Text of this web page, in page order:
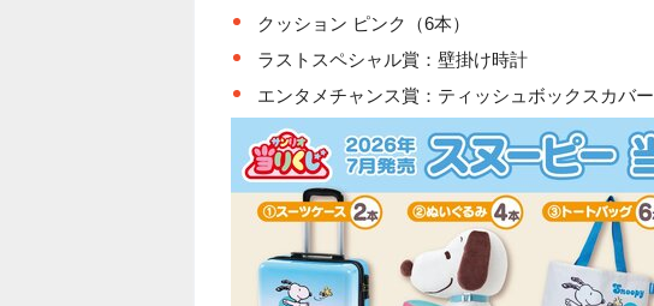
クッション ピンク（6本）
ラストスペシャル賞：壁掛け時計
エンタメチャンス賞：ティッシュボックスカバー